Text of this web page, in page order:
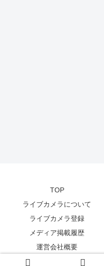
TOP
ライブカメラについて
ライブカメラ登録
メディア掲載履歴
運営会社概要
© 2014-2026